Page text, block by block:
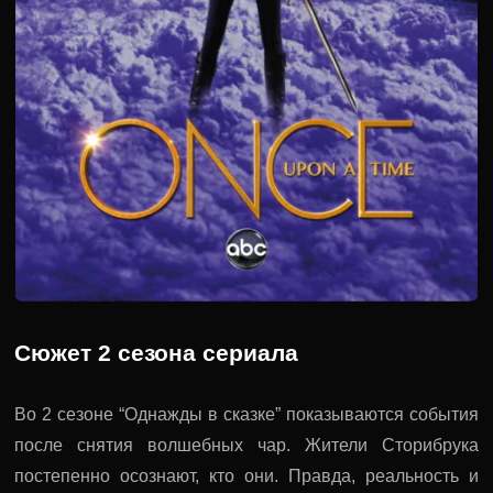
Сюжет 2 сезона сериала
Во 2 сезоне “Однажды в сказке” показываются события
после снятия волшебных чар. Жители Сторибрука
постепенно осознают, кто они. Правда, реальность и